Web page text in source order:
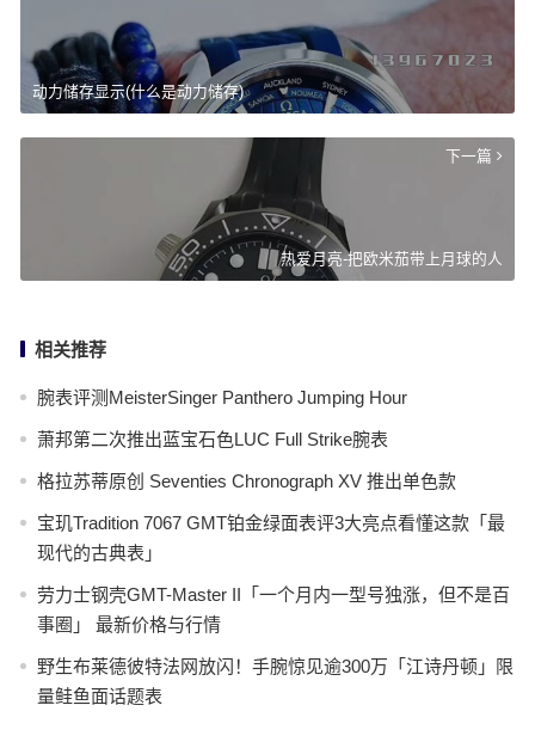
动力储存显示(什么是动力储存)
下一篇
热爱月亮-把欧米茄带上月球的人
相关推荐
腕表评测MeisterSinger Panthero Jumping Hour
萧邦第二次推出蓝宝石色LUC Full Strike腕表
格拉苏蒂原创 Seventies Chronograph XV 推出单色款
宝玑Tradition 7067 GMT铂金绿面表评3大亮点看懂这款「最
现代的古典表」
劳力士钢壳GMT-Master II「一个月内一型号独涨，但不是百
事圈」 最新价格与行情
野生布莱德彼特法网放闪！手腕惊见逾300万「江诗丹顿」限
量鲑鱼面话题表